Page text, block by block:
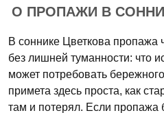
О ПРОПАЖИ В
В соннике Цветкова пропажа
без лишней туманности: что
может потребовать
примета здесь проста, как
там и потерял. Если пропажа